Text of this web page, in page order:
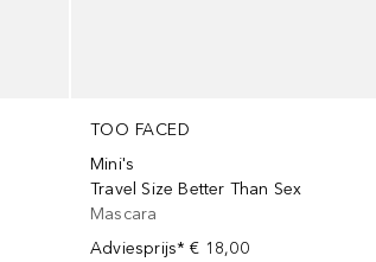
TOO FACED
Mini's
Travel Size Better Than Sex
Mascara
Adviesprijs* € 18,00